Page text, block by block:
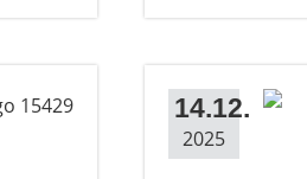
14.12.
2025